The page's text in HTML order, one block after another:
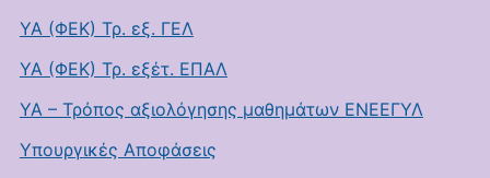
ΥΑ (ΦΕΚ) Τρ. εξ. ΓΕΛ
ΥΑ (ΦΕΚ) Τρ. εξέτ. ΕΠΑΛ
ΥΑ – Τρόπος αξιολόγησης μαθημάτων ΕΝΕΕΓΥΛ
Υπουργικές Αποφάσεις